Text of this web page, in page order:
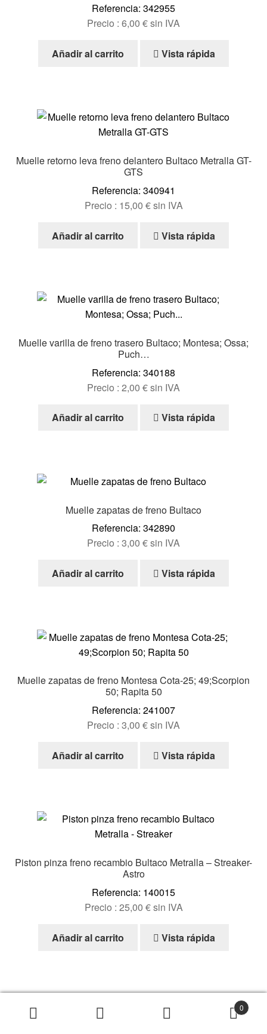
Referencia: 342955
Precio : 6,00 €sin IVA
Añadir al carrito Vista rápida
Muelle retorno leva freno delantero Bultaco Metralla GT-
GTS
Referencia: 340941
Precio : 15,00 €sin IVA
Añadir al carrito Vista rápida
Muelle varilla de freno trasero Bultaco; Montesa; Ossa;
Puch…
Referencia: 340188
Precio : 2,00 €sin IVA
Añadir al carrito Vista rápida
Muelle zapatas de freno Bultaco
Referencia: 342890
Precio : 3,00 €sin IVA
Añadir al carrito Vista rápida
Muelle zapatas de freno Montesa Cota-25; 49;Scorpion
50; Rapita 50
Referencia: 241007
Precio : 3,00 €sin IVA
Añadir al carrito Vista rápida
Piston pinza freno recambio Bultaco Metralla – Streaker-
Astro
Referencia: 140015
Precio : 25,00 €sin IVA
Añadir al carrito Vista rápida
0